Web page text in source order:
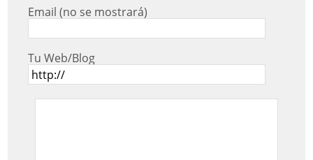
Email (no se mostrará)
Tu Web/Blog